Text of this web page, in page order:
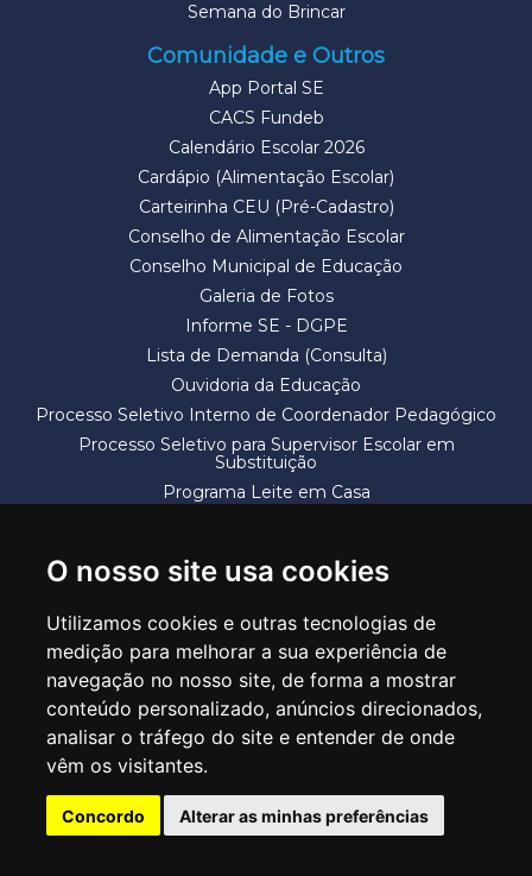
O nosso site usa cookies
Utilizamos cookies e outras tecnologias de
medição para melhorar a sua experiência de
navegação no nosso site, de forma a mostrar
conteúdo personalizado, anúncios direcionados,
analisar o tráfego do site e entender de onde
vêm os visitantes.
Concordo Alterar as minhas preferências
Semana do Brincar
Comunidade e Outros
App Portal SE
CACS Fundeb
Calendário Escolar 2026
Cardápio (Alimentação Escolar)
Carteirinha CEU (Pré-Cadastro)
Conselho de Alimentação Escolar
Conselho Municipal de Educação
Galeria de Fotos
Informe SE - DGPE
Lista de Demanda (Consulta)
Ouvidoria da Educação
Processo Seletivo Interno de Coordenador Pedagógico
Processo Seletivo para Supervisor Escolar em
Substituição
Programa Leite em Casa
SECRETARIA DE EDUCAÇÃO
Rua Claudino Barbosa, 313 - Macedo - Guarulhos/SP CEP 07113-040
Central de Atendimento: *55 11 2475-7300